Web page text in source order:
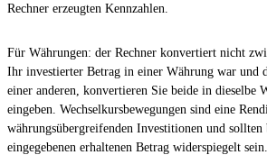
Rechner erzeugten Kennzahlen.
Für Währungen: der Rechner konvertiert nicht
Ihr investierter Betrag in einer Währung war und
einer anderen, konvertieren Sie beide in dieselbe
eingeben. Wechselkursbewegungen sind eine
währungsübergreifenden Investitionen und
eingegebenen erhaltenen Betrag widerspiegelt sein.